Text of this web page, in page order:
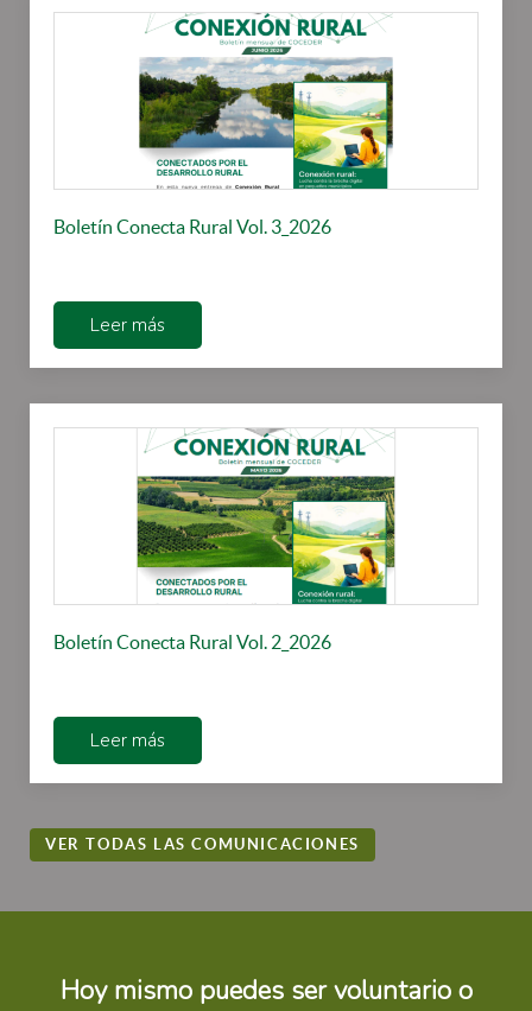
Boletín Conecta Rural Vol. 3_2026
Leer más
Boletín Conecta Rural Vol. 2_2026
Leer más
VER TODAS LAS COMUNICACIONES
Hoy mismo puedes ser voluntario o